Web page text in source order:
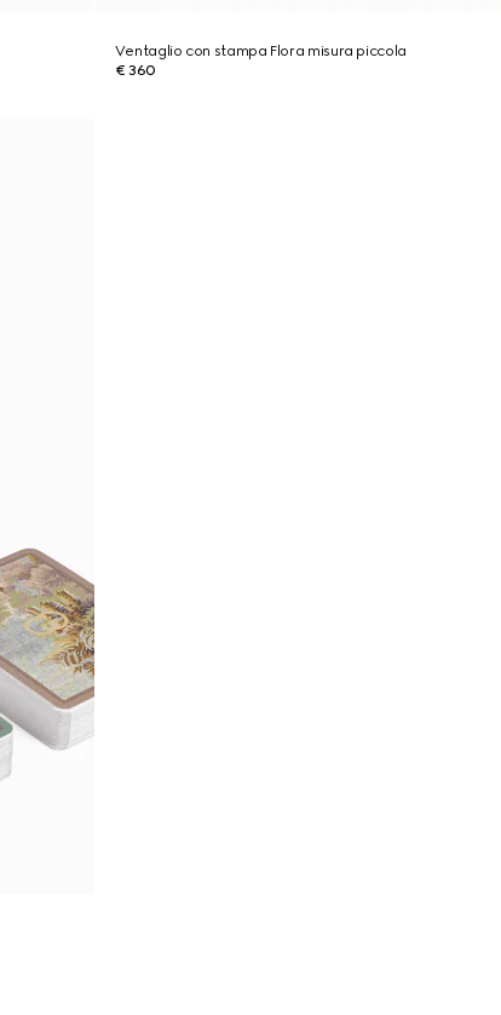
Ventaglio con stampa Flora misura piccola
€ 360